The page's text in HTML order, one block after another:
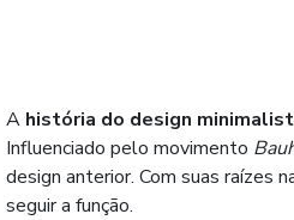
A história do design
Influenciado pelo movimento
design anterior. Com suas raízes
seguir a função.